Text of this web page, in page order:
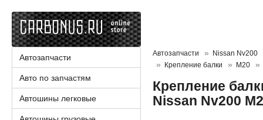
Автозапчасти
Nissan Nv200
Крепление балки
M20
Крепление
Nissan Nv200
Автозапчасти
Авто по запчастям
Автошины легковые